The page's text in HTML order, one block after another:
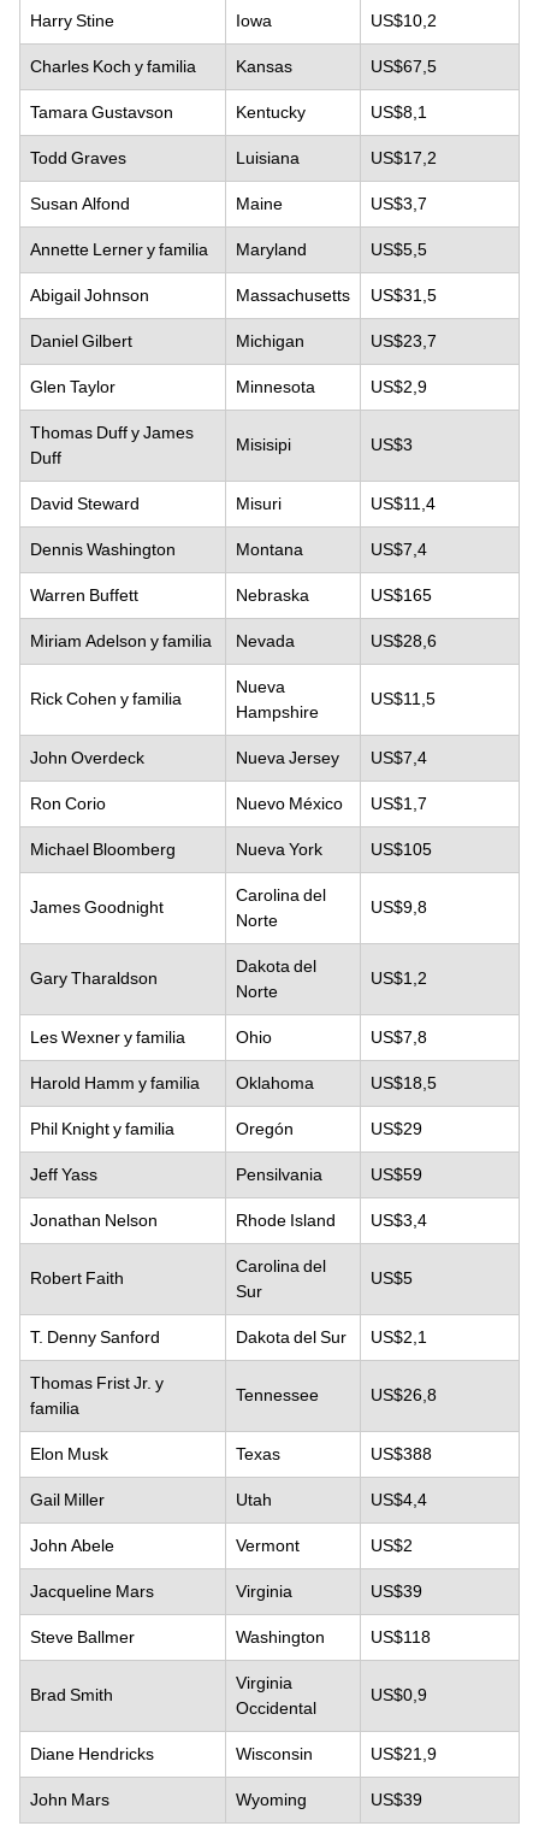
Harry Stine Iowa US$10,2
Charles Koch y familia Kansas US$67,5
Tamara Gustavson Kentucky US$8,1
Todd Graves Luisiana US$17,2
Susan Alfond Maine US$3,7
Annette Lerner y familia Maryland US$5,5
Abigail Johnson Massachusetts US$31,5
Daniel Gilbert Michigan US$23,7
Glen Taylor Minnesota US$2,9
Thomas Duff y James
Duff
Misisipi US$3
David Steward Misuri US$11,4
Dennis Washington Montana US$7,4
Warren Buffett Nebraska US$165
Miriam Adelson y familia Nevada US$28,6
Rick Cohen y familia
Nueva
Hampshire
US$11,5
John Overdeck Nueva Jersey US$7,4
Ron Corio Nuevo México US$1,7
Michael Bloomberg Nueva York US$105
James Goodnight
Carolina del
Norte
US$9,8
Gary Tharaldson
Dakota del
Norte
US$1,2
Les Wexner y familia Ohio US$7,8
Harold Hamm y familia Oklahoma US$18,5
Phil Knight y familia Oregón US$29
Jeff Yass Pensilvania US$59
Jonathan Nelson Rhode Island US$3,4
Robert Faith
Carolina del
Sur
US$5
T. Denny Sanford Dakota del Sur US$2,1
Thomas Frist Jr. y
familia
Tennessee US$26,8
Elon Musk Texas US$388
Gail Miller Utah US$4,4
John Abele Vermont US$2
Jacqueline Mars Virginia US$39
Steve Ballmer Washington US$118
Brad Smith
Virginia
Occidental
US$0,9
Diane Hendricks Wisconsin US$21,9
John Mars Wyoming US$39